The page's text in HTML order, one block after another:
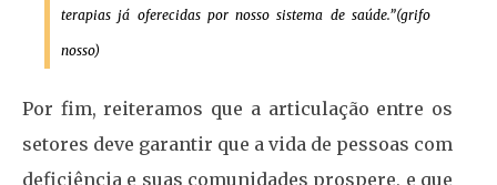
terapias já oferecidas por nosso sistema de saúde.”(grifo
nosso)
Por fim, reiteramos que a articulação entre os
setores deve garantir que a vida de pessoas com
deficiência e suas comunidades prospere, e que